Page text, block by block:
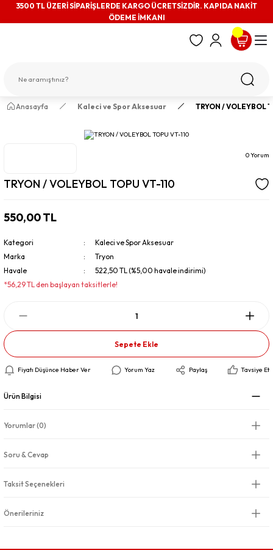
3500 TL ÜZERİ SİPARİŞLERDE KARGO ÜCRETSİZDİR. KAPIDA NAKİT
ÖDEME İMKANI
Anasayfa Kaleci ve Spor Aksesuar TRYON / VOLEYBOL
0 Yorum
TRYON / VOLEYBOL TOPU VT-110
550,00 TL
Kategori
Kaleci ve Spor Aksesuar
Marka
Tryon
Havale
522,50 TL (%5,00 havale indirimi)
*56,29 TL den başlayan taksitlerle!
Sepete Ekle
Fiyatı Düşünce Haber Ver Yorum Yaz Paylaş Tavsiye Et
Ürün Bilgisi
Yorumlar (0)
Soru & Cevap
Taksit Seçenekleri
Önerileriniz